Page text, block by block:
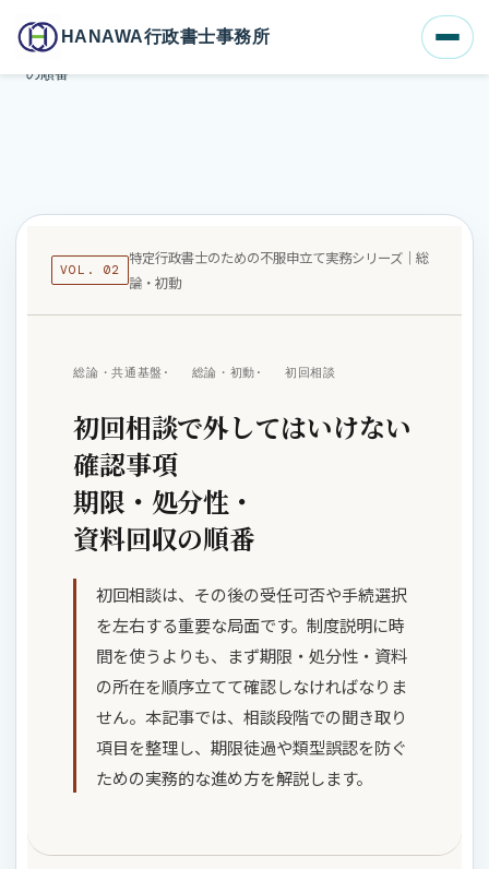
HANAWA行政書士事務所
ホーム
ブログ一覧
初回相談で外してはいけない確認事項｜期限・処分性・資料回収
の順番
VOL. 02
特定行政書士のための不服申立て実務シリーズ｜総
論・初動
総論・共通基盤 総論・初動 初回相談
初回相談で外してはいけない
確認事項
期限・処分性・
資料回収の順番
初回相談は、その後の受任可否や手続選択
を左右する重要な局面です。制度説明に時
間を使うよりも、まず期限・処分性・資料
の所在を順序立てて確認しなければなりま
せん。本記事では、相談段階での聞き取り
項目を整理し、期限徒過や類型誤認を防ぐ
ための実務的な進め方を解説します。